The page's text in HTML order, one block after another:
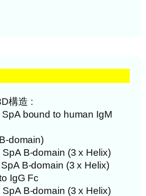
構造 :
SpA bound to human IgM
domain)
SpA B-domain (3 x Helix)
B-domain (3 x Helix)
IgG Fc
SpA B-domain (3 x Helix)